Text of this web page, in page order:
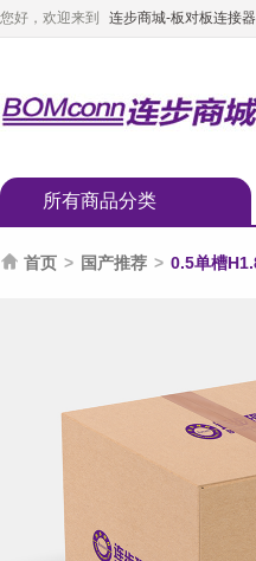
您好，欢迎来到 连步商城-板对板连接
所有商品分类
 首页 > 国产推荐 > 0.5单槽